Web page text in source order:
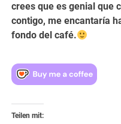
crees que es genial que
contigo, me encantaría
fondo del café.
Teilen mit: